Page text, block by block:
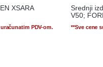
XSARA
PDV-om.
Srednji
V50;
**Sve cene